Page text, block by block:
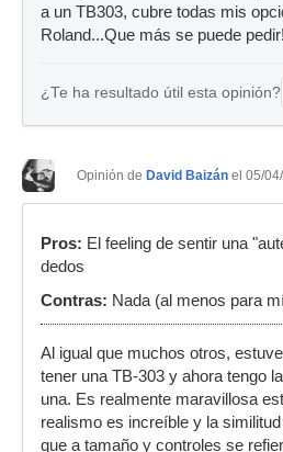
a un TB303, cubre todas mis
Roland...Que más se puede
¿Te ha resultado útil esta opinión?
Opinión de David Baizán el 05/
Pros: El feeling de sentir una
dedos
Contras: Nada (al menos para
Al igual que muchos otros,
tener una TB-303 y ahora tengo
una. Es realmente maravillosa
realismo es increíble y la
que a tamaño y controles se